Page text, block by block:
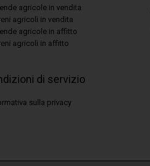
agricole in vendita
agricoli in vendita
agricole in affitto
agricoli in affitto
di servizio
sulla privacy